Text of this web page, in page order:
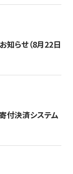
知らせ（8月22日
付決済システム